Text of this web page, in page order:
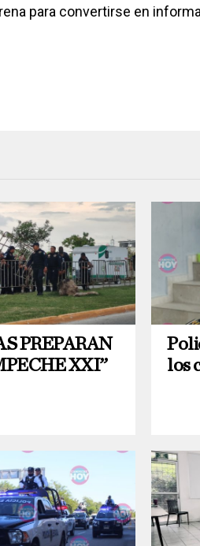
para convertirse en
PREPARAN
XXI”
los